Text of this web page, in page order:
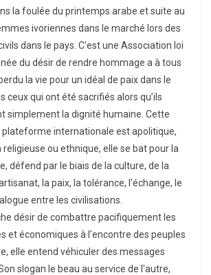
la foulée du printemps arabe et suite au
ivoriennes dans le marché lors des
dans le pays. C'est une Association loi
du désir de rendre hommage a à tous
la vie pour un idéal de paix dans le
ceux qui ont été sacrifiés alors qu’ils
simplement la dignité humaine. Cette
internationale est apolitique,
ou ethnique, elle se bat pour la
défend par le biais de la culture, de la
la paix, la tolérance, l'échange, le
entre les civilisations.
désir de combattre pacifiquement les
et économiques à l'encontre des peuples
elle entend véhiculer des messages
slogan le beau au service de l'autre,